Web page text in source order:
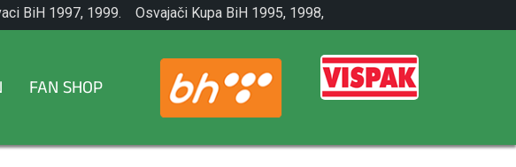
BiH 1997, 1999.
Osvajači Kupa BiH 1995, 1998,
2001.
FAN SHOP